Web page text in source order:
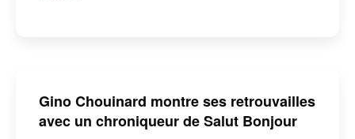
Gino Chouinard montre ses retrouvailles
avec un chroniqueur de Salut Bonjour